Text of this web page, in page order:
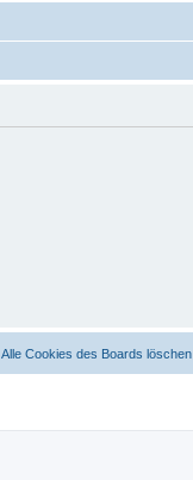
Alle Cookies des Boards löschen